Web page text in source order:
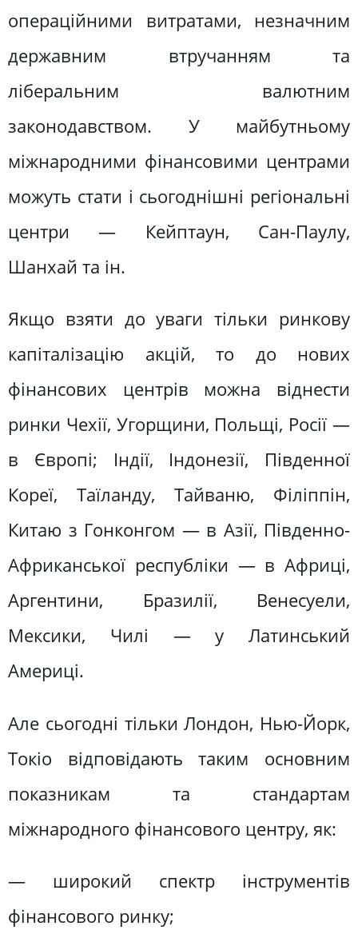
операційними витратами, незначним
державним втручанням та
ліберальним валютним
законодавством. У майбутньому
міжнародними фінансовими центрами
можуть стати і сьогоднішні регіональні
центри — Кейптаун, Сан-Паулу,
Шанхай та ін.
Якщо взяти до уваги тільки ринкову
капіталізацію акцій, то до нових
фінансових центрів можна віднести
ринки Чехії, Угорщини, Польщі, Росії —
в Європі; Індії, Індонезії, Південної
Кореї, Таїланду, Тайваню, Філіппін,
Китаю з Гонконгом — в Азії, Південно-
Африканської республіки — в Африці,
Аргентини, Бразилії, Венесуели,
Мексики, Чилі — у Латинський
Америці.
Але сьогодні тільки Лондон, Нью-Йорк,
Токіо відповідають таким основним
показникам та стандартам
міжнародного фінансового центру, як:
— широкий спектр інструментів
фінансового ринку;